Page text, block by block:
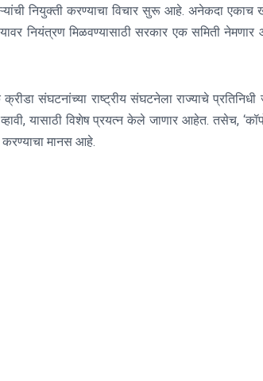
नियुक्ती करण्याचा विचार सुरू आहे.अनेकदा एकाच
यावर नियंत्रण मिळवण्यासाठी सरकार एक समिती
संघटनांच्या राष्ट्रीय संघटनेला राज्याचे
, यासाठी विशेष प्रयत्न केले जाणार आहेत. तसेच, ‘
करण्याचा मानस आहे.